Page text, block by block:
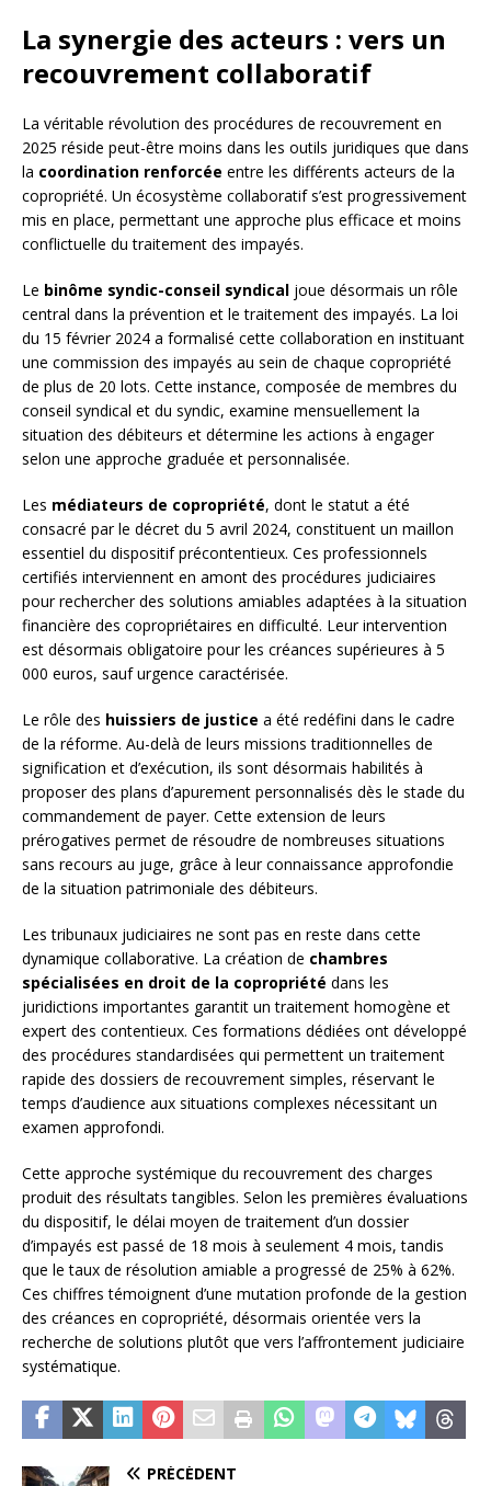
La synergie des acteurs : vers un
recouvrement collaboratif
La véritable révolution des procédures de recouvrement en
2025 réside peut-être moins dans les outils juridiques que dans
la coordination renforcée entre les différents acteurs de la
copropriété. Un écosystème collaboratif s’est progressivement
mis en place, permettant une approche plus efficace et moins
conflictuelle du traitement des impayés.
Le binôme syndic-conseil syndical joue désormais un rôle
central dans la prévention et le traitement des impayés. La loi
du 15 février 2024 a formalisé cette collaboration en instituant
une commission des impayés au sein de chaque copropriété
de plus de 20 lots. Cette instance, composée de membres du
conseil syndical et du syndic, examine mensuellement la
situation des débiteurs et détermine les actions à engager
selon une approche graduée et personnalisée.
Les médiateurs de copropriété, dont le statut a été
consacré par le décret du 5 avril 2024, constituent un maillon
essentiel du dispositif précontentieux. Ces professionnels
certifiés interviennent en amont des procédures judiciaires
pour rechercher des solutions amiables adaptées à la situation
financière des copropriétaires en difficulté. Leur intervention
est désormais obligatoire pour les créances supérieures à 5
000 euros, sauf urgence caractérisée.
Le rôle des huissiers de justice a été redéfini dans le cadre
de la réforme. Au-delà de leurs missions traditionnelles de
signification et d’exécution, ils sont désormais habilités à
proposer des plans d’apurement personnalisés dès le stade du
commandement de payer. Cette extension de leurs
prérogatives permet de résoudre de nombreuses situations
sans recours au juge, grâce à leur connaissance approfondie
de la situation patrimoniale des débiteurs.
Les tribunaux judiciaires ne sont pas en reste dans cette
dynamique collaborative. La création de chambres
spécialisées en droit de la copropriété dans les
juridictions importantes garantit un traitement homogène et
expert des contentieux. Ces formations dédiées ont développé
des procédures standardisées qui permettent un traitement
rapide des dossiers de recouvrement simples, réservant le
temps d’audience aux situations complexes nécessitant un
examen approfondi.
Cette approche systémique du recouvrement des charges
produit des résultats tangibles. Selon les premières évaluations
du dispositif, le délai moyen de traitement d’un dossier
d’impayés est passé de 18 mois à seulement 4 mois, tandis
que le taux de résolution amiable a progressé de 25% à 62%.
Ces chiffres témoignent d’une mutation profonde de la gestion
des créances en copropriété, désormais orientée vers la
recherche de solutions plutôt que vers l’affrontement judiciaire
systématique.
PRÉCÉDENT